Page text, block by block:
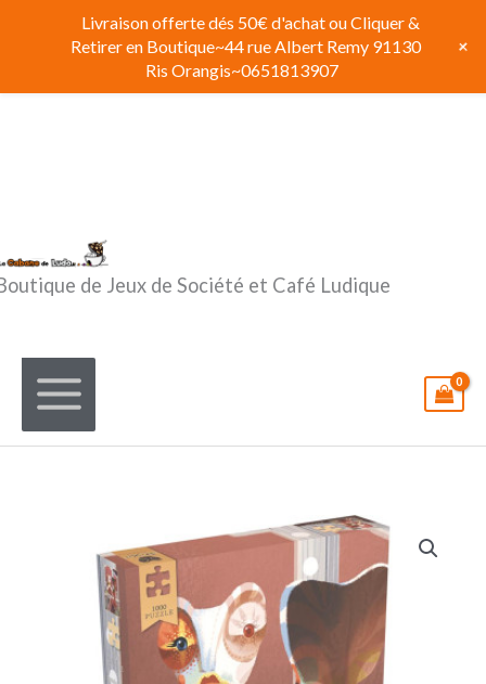
de Jeux de Société et Café Ludique
Livraison offerte dés 50€ d'achat ou Cliquer &
Retirer en Boutique~44 rue Albert Remy 91130
Ris Orangis~0651813907
+